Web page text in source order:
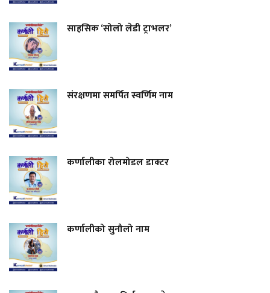
साहसिक ‘सोलो लेडी ट्राभलर’
संरक्षणमा समर्पित स्वर्णिम नाम
कर्णालीका रोलमोडल डाक्टर
कर्णालीको सुनौलो नाम